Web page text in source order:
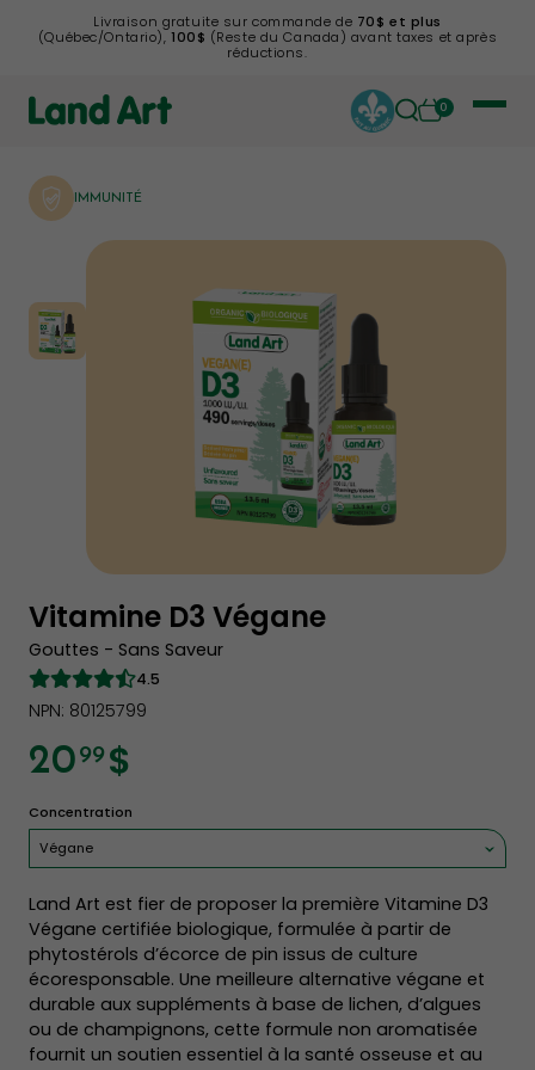
Livraison gratuite sur commande de 70$ et plus
(Québec/Ontario), 100$ (Reste du Canada) avant taxes et après
réductions.
0
IMMUNITÉ
Vitamine D3 Végane
Gouttes - Sans Saveur
4.5
NPN: 80125799
20 99 $
Concentration
Végane
Land Art est fier de proposer la première Vitamine D3
Végane certifiée biologique, formulée à partir de
phytostérols d’écorce de pin issus de culture
écoresponsable. Une meilleure alternative végane et
durable aux suppléments à base de lichen, d’algues
ou de champignons, cette formule non aromatisée
fournit un soutien essentiel à la santé osseuse et au